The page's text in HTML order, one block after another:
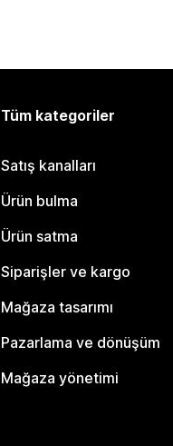
Tüm kategoriler
Satış kanalları
Ürün bulma
Ürün satma
Siparişler ve kargo
Mağaza tasarımı
Pazarlama ve dönüşüm
Mağaza yönetimi